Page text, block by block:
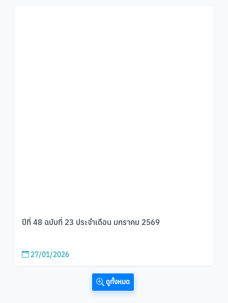
ปีที่ 48 ฉบับที่ 23 ประจำเดือน มกราคม 2569
27/01/2026
ดูทั้งหมด